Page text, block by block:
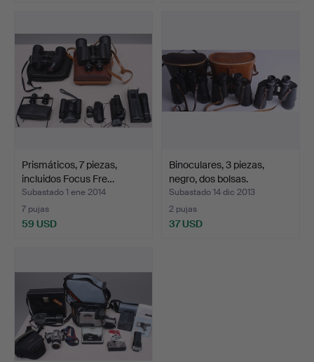
Prismáticos, 7 piezas,
incluidos Focus Fre…
Subastado 1 ene 2014
7 pujas
59 USD
Binoculares, 3 piezas,
negro, dos bolsas.
Subastado 14 dic 2013
2 pujas
37 USD